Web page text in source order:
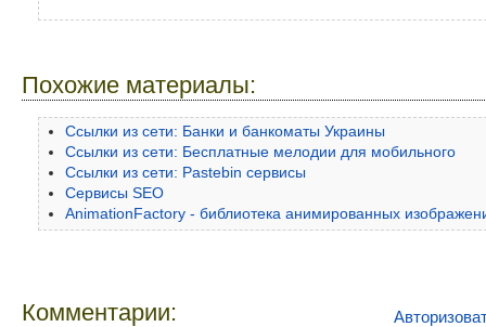
Похожие материалы:
Ссылки из сети: Банки и банкоматы Украины
Ссылки из сети: Бесплатные мелодии для мобильного
Ссылки из сети: Pastebin сервисы
Сервисы SEO
AnimationFactory - библиотека анимированных
Комментарии: